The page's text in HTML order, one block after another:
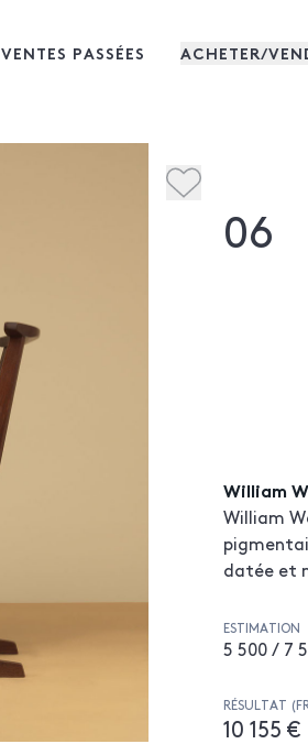
VENTES PASSÉES ACHETER/
06
William
William
datée et
ESTIMATION
5 500 / 7
RÉSULTAT
10 155 €